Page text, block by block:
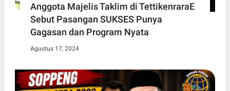
Anggota Majelis Taklim di TettikenraraE
Sebut Pasangan SUKSES Punya
Gagasan dan Program Nyata
Agustus 17, 2024